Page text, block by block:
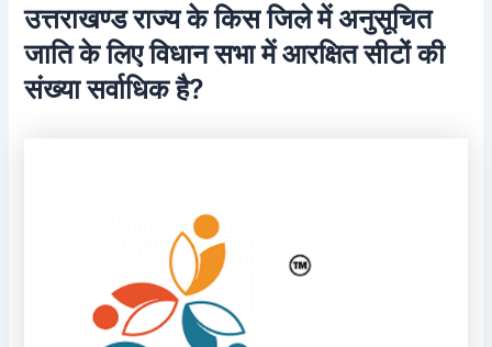
उत्तराखण्ड राज्य के किस जिले में अनुसूचित
जाति के लिए विधान सभा में आरक्षित सीटों की
संख्या सर्वाधिक है?